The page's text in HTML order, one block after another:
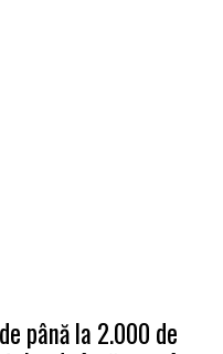
până la 2.000 de